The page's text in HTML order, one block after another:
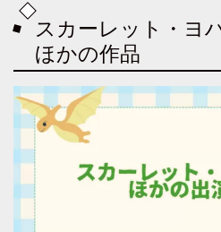
スカーレット・ヨ
ほかの作品